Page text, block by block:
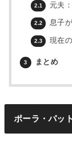
2.1 元夫
2.2 息子
2.3 現在
3 まとめ
ポーラ・パッ